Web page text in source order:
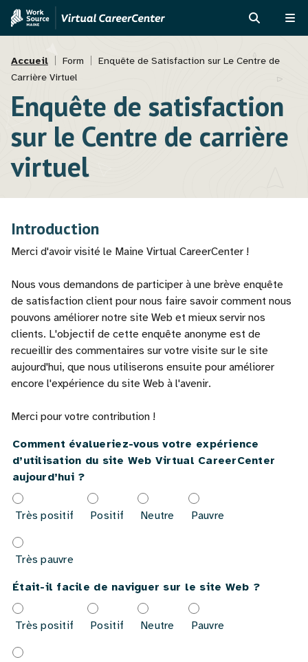
Aller
principal
Skip
Assistant
Fil
d'Ariane
Accueil Form
Enquête de Satisfaction sur Le Centre de
Carrière Virtuel
Enquête de satisfaction
sur le Centre de carrière
virtuel
Introduction
Merci d'avoir visité le Maine Virtual CareerCenter !
Nous vous demandons de participer à une brève enquête
de satisfaction client pour nous faire savoir comment nous
pouvons améliorer notre site Web et mieux servir nos
clients. L'objectif de cette enquête anonyme est de
recueillir des commentaires sur votre visite sur le site
aujourd'hui, que nous utiliserons ensuite pour améliorer
encore l'expérience du site Web à l'avenir.
Merci pour votre contribution !
Comment évalueriez-vous votre expérience
d’utilisation du site Web Virtual CareerCenter
aujourd’hui ?
Très positif Positif Neutre Pauvre
Très pauvre
Était-il facile de naviguer sur le site Web ?
Très positif Positif Neutre Pauvre